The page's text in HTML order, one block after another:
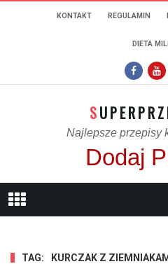
KONTAKT REGULAMIN
DIETA
Najlepsze przepisy
Dodaj
TAG: KURCZAK Z ZIEMNIAKAMI